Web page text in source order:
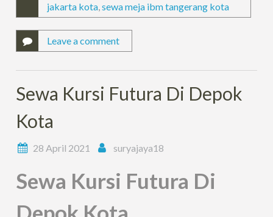
jakarta kota,sewa meja ibm tangerang kota
Leave a comment
Sewa Kursi Futura Di Depok
Kota
28 April 2021 suryajaya18
Sewa Kursi Futura Di